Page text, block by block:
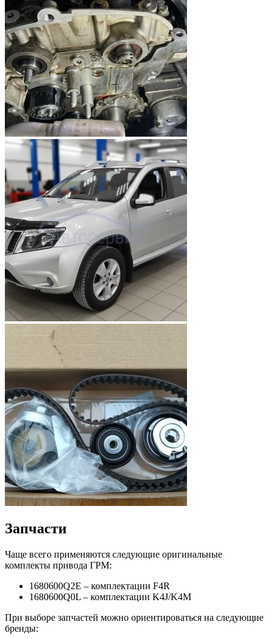
Запчасти
Чаще всего применяются следующие оригинальные
комплекты привода ГРМ:
1680600Q2E – комплектации F4R
1680600Q0L – комплектации K4J/K4M
При выборе запчастей можно ориентироваться на следующие
бренды: